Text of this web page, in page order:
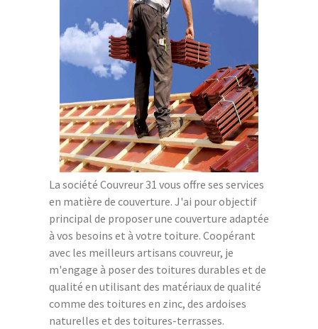
La société Couvreur 31 vous offre ses services
en matière de couverture. J'ai pour objectif
principal de proposer une couverture adaptée
à vos besoins et à votre toiture. Coopérant
avec les meilleurs artisans couvreur, je
m'engage à poser des toitures durables et de
qualité en utilisant des matériaux de qualité
comme des toitures en zinc, des ardoises
naturelles et des toitures-terrasses.